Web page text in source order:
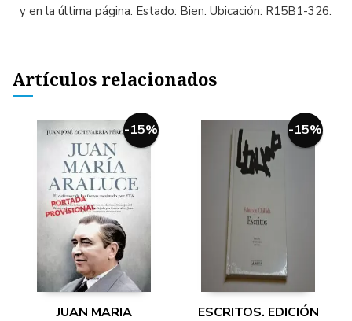
y en la última página. Estado: Bien. Ubicación: R15B1-326.
Artículos relacionados
-15%
JUAN MARIA
-15%
ESCRITOS. EDICIÓN